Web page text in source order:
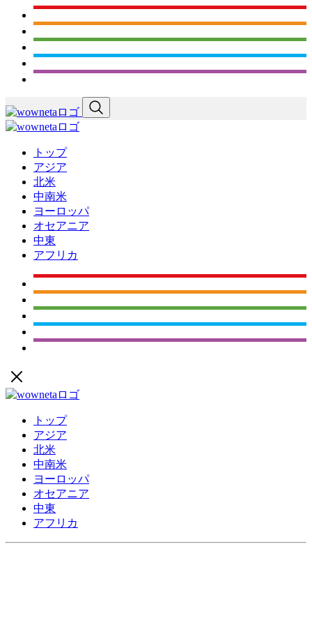
トップ
アジア
北米
中南米
ヨーロッパ
オセアニア
中東
アフリカ
トップ
アジア
北米
中南米
ヨーロッパ
オセアニア
中東
アフリカ